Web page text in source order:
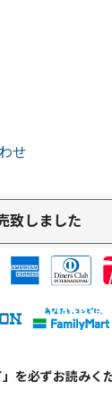
せ
致しました
を必ずお読みく